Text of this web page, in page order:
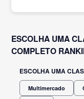
ESCOLHA UMA
COMPLETO
ESCOLHA UMA
Multimercado